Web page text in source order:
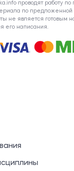
проводят работу по
по предложенной
не является готовым
его написания.